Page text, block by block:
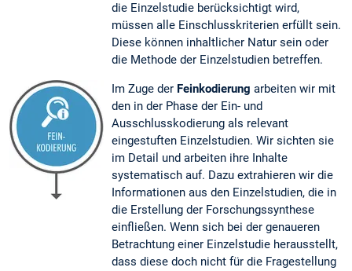
die Einzelstudie berücksichtigt wird,
müssen alle Einschlusskriterien erfüllt sein.
Diese können inhaltlicher Natur sein oder
die Methode der Einzelstudien betreffen.
Im Zuge der Feinkodierung arbeiten wir mit
den in der Phase der Ein- und
Ausschlusskodierung als relevant
eingestuften Einzelstudien. Wir sichten sie
im Detail und arbeiten ihre Inhalte
systematisch auf. Dazu extrahieren wir die
Informationen aus den Einzelstudien, die in
die Erstellung der Forschungssynthese
einfließen. Wenn sich bei der genaueren
Betrachtung einer Einzelstudie herausstellt,
dass diese doch nicht für die Fragestellung